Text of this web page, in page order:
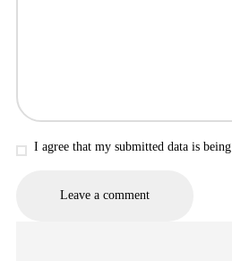
I agree that my submitted data is being